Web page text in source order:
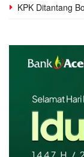
KPK Ditantang